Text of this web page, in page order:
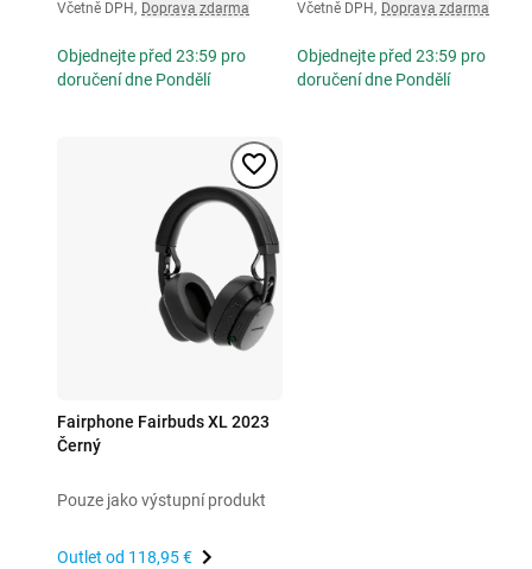
Včetně DPH, Doprava zdarma
Objednejte před 23:59 pro
doručení dne Pondělí
Včetně DPH, Doprava zdarma
Objednejte před 23:59 pro
doručení dne Pondělí
Fairphone Fairbuds XL 2023
Černý
Pouze jako výstupní produkt
Outlet od 118,95 €